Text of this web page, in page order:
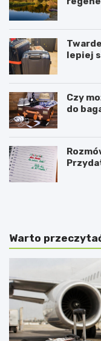
lepiej
Czy
do
C
s
z
u
y
t
o
d
o
K
n
a
j
e
p
i
e
j
Warto